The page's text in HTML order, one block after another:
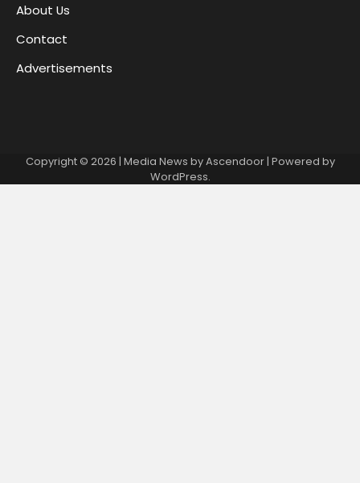
About Us
Contact
Advertisements
Copyright © 2026 | Media News byAscendoor| Powered by
WordPress.